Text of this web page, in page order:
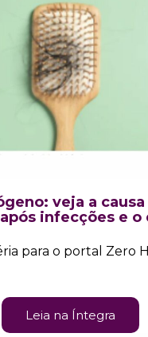
veja a
infecções e o
para o portal Zero
Leia na Íntegra